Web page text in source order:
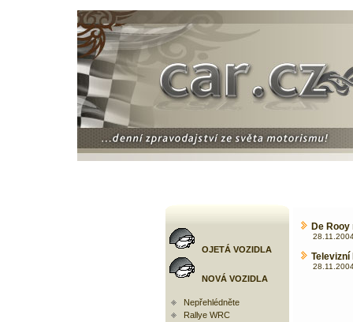
OJETÁ VOZIDLA
NOVÁ VOZIDLA
Nepřehlédněte
Rallye WRC
De
Televizní